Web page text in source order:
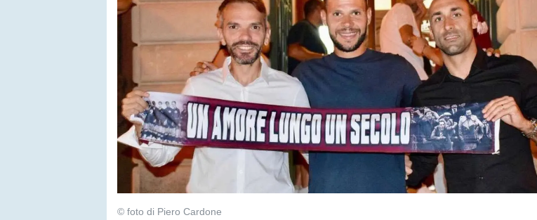
© foto di Piero Cardone